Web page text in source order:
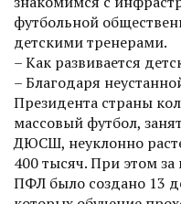
футбольной
детскими тренерами.
– Как развивается
– Благодаря
Президента страны
массовый футбол,
ДЮСШ, неуклонно
400 тысяч. При этом
ПФЛ было создано 13